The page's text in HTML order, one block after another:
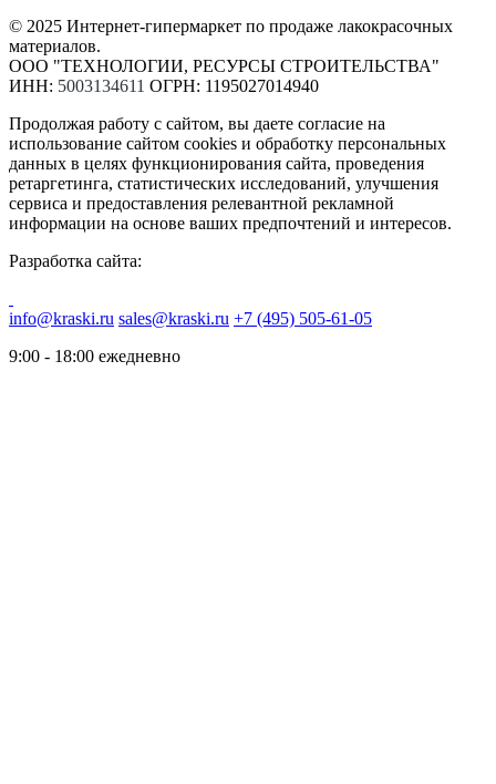
© 2025 Интернет-гипермаркет по продаже лакокрасочных
материалов.
ООО "ТЕХНОЛОГИИ, РЕСУРСЫ СТРОИТЕЛЬСТВА"
ИНН: 5003134611 ОГРН: 1195027014940
Продолжая работу с сайтом, вы даете согласие на
использование сайтом cookies и обработку персональных
данных в целях функционирования сайта, проведения
ретаргетинга, статистических исследований, улучшения
сервиса и предоставления релевантной рекламной
информации на основе ваших предпочтений и интересов.
Разработка сайта:
info@kraski.ru sales@kraski.ru +7 (495) 505-61-05
9:00 - 18:00 ежедневно